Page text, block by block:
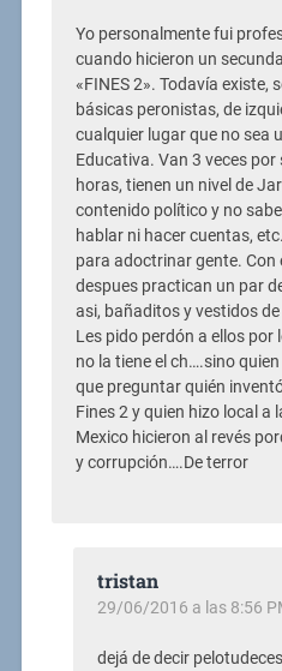
Yo personalmente fui
cuando hicieron un
«FINES 2». Todavía existe,
básicas peronistas, de
cualquier lugar que no sea
Educativa. Van 3 veces
horas, tienen un nivel de
contenido político y no
hablar ni hacer cuentas,
para adoctrinar gente. Con
despues practican un par
asi, bañaditos y vestidos
Les pido perdón a ellos por
no la tiene el ch….sino
que preguntar quién
Fines 2 y quien hizo local a
Mexico hicieron al revés
y corrupción….De terror
tristan
29/06/2016 a las 8:56
dejá de decir